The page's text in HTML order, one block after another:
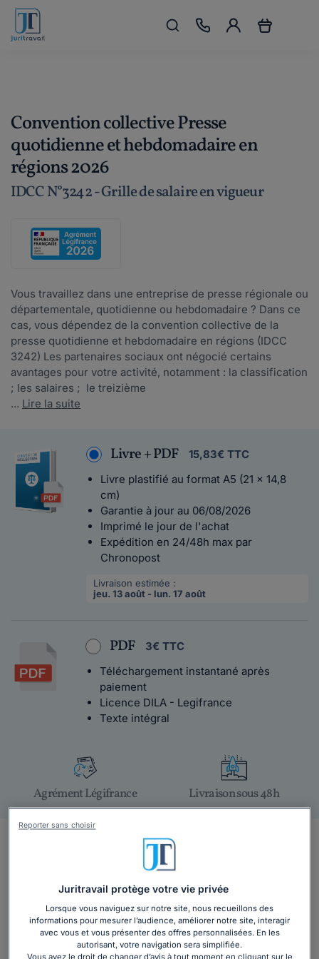
Convention collective Presse
quotidienne et hebdomadaire en
régions 2026
IDCC N°3242 - Grille de salaire en vigueur
Vous travaillez dans une entreprise de presse régionale ou
départementale, quotidienne ou hebdomadaire ? Dans ce
cas, vous dépendez de la convention collective de la
presse quotidienne et hebdomadaire en régions (IDCC
3242) Les partenaires sociaux ont négocié certains
avantages pour votre activité, notamment : la classification
; les salaires ; le treizième
... Lire la suite
Livre + PDF
15,83€ TTC
Livre plastifié au format A5 (21 x 14,8
cm)
Garantie à jour au 06/08/2026
Imprimé le jour de l'achat
Expédition en 24/48h max par
Chronopost
Livraison estimée :
jeu. 13 août - lun. 17 août
PDF
3€ TTC
Téléchargement instantané après
paiement
Licence DILA - Legifrance
Texte intégral
Agrément Légifrance Livraison sous 48h
départementale, quotidienne ou hebdomadaire ? Dans ce
cas, vous dépendez de laconvention collective de la
presse quotidienne et hebdomadaire en régions(IDCC
3242)
Juritravail protège votre vie privée
Lorsque vous naviguez sur notre site, nous recueillons des
informations pour mesurer l’audience, améliorer notre site, interagir
avec vous et vous présenter des offres personnalisées. En les
autorisant, votre navigation sera simplifiée.
Reporter sans choisir